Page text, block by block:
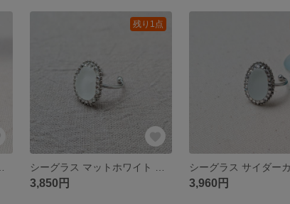
残り1点
3,850円 3,960円